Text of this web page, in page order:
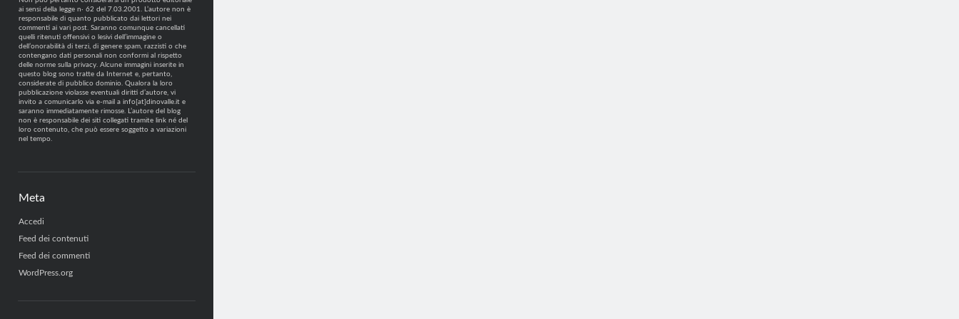
ai sensi della legge n· 62 del 7.03.2001. L’autore non è
responsabile di quanto pubblicato dai lettori nei
commenti ai vari post. Saranno comunque cancellati
quelli ritenuti offensivi o lesivi dell’immagine o
dell’onorabilità di terzi, di genere spam, razzisti o che
contengano dati personali non conformi al rispetto
delle norme sulla privacy. Alcune immagini inserite in
questo blog sono tratte da Internet e, pertanto,
considerate di pubblico dominio. Qualora la loro
pubblicazione violasse eventuali diritti d’autore, vi
invito a comunicarlo via e-mail a info[at]dinovalle.it e
saranno immediatamente rimosse. L’autore del blog
non è responsabile dei siti collegati tramite link né del
loro contenuto, che può essere soggetto a variazioni
nel tempo.
Meta
Accedi
Feed dei contenuti
Feed dei commenti
WordPress.org